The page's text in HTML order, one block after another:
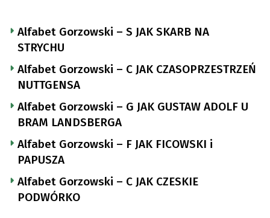
Alfabet Gorzowski – S JAK SKARB NA
STRYCHU
Alfabet Gorzowski – C JAK CZASOPRZESTRZEŃ
NUTTGENSA
Alfabet Gorzowski – G JAK GUSTAW ADOLF U
BRAM LANDSBERGA
Alfabet Gorzowski – F JAK FICOWSKI i
PAPUSZA
Alfabet Gorzowski – C JAK CZESKIE
PODWÓRKO